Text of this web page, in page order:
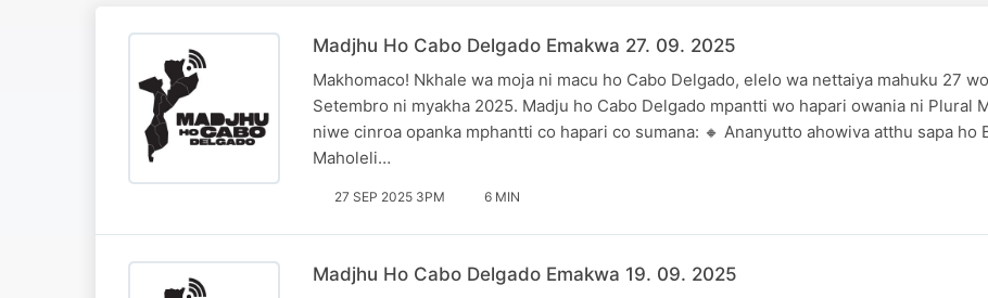
Madjhu Ho Cabo Delgado Emakwa 27. 09. 2025
Makhomaco! Nkhale wa moja ni macu ho Cabo Delgado, elelo wa nettaiya mahuku 27
Setembro ni myakha 2025. Madju ho Cabo Delgado mpantti wo hapari owania ni Plural
niwe cinroa opanka mphantti co hapari co sumana: 🔸 Ananyutto ahowiva atthu sapa ho
Maholeli…
27 SEP 2025 3PM 6 MIN
Madjhu Ho Cabo Delgado Emakwa 19. 09. 2025